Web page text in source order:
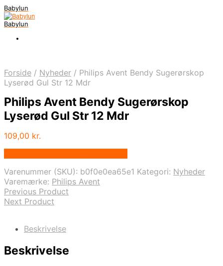
Babylun
Babylun
Forside / Nyheder / Philips Avent Bendy Sugerørskop
Lyserød Gul Str 12 Mdr
Philips Avent Bendy Sugerørskop
Lyserød Gul Str 12 Mdr
109,00 kr.
Varenummer (SKU): b0f0e0ea65e1 Kategori: Nyheder
Varemærke: Philips Avent
Previous Product
Next Product
Beskrivelse
Beskrivelse